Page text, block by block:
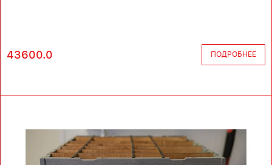
43600.0 ПОДРОБНЕЕ